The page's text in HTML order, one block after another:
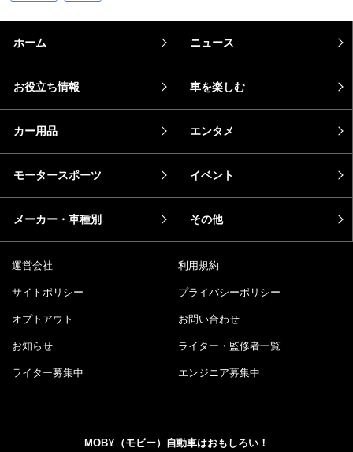
ホーム ニュース
お役立ち情報 車を楽しむ
カー用品 エンタメ
モータースポーツ イベント
メーカー・車種別 その他
運営会社 利用規約
サイトポリシー プライバシーポリシー
オプトアウト お問い合わせ
お知らせ ライター・監修者一覧
ライター募集中 エンジニア募集中
MOBY（モビー）自動車はおもしろい！